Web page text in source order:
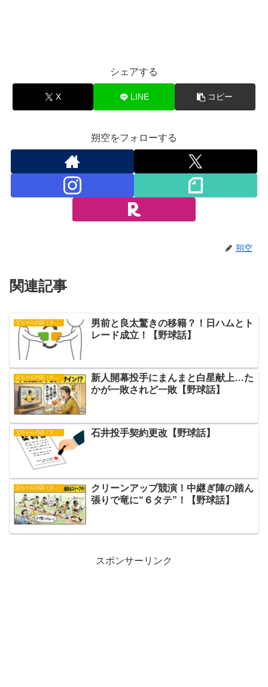
シェアする
X LINE コピー
朔空をフォローする
朔空
関連記事
男前と良太驚きの移籍？！日ハムとト
レード成立！【野球話】
父ちゃんの話（タイガース）
新人開幕投手にまんまと白星献上…た
かが一敗されど一敗【野球話】
父ちゃんの話（タイガース） 石井投手契約更改【野球話】
父ちゃんの話（タイガース）
クリーンアップ競演！中継ぎ陣の踏ん
張りで竜に“６タテ”！【野球話】
スポンサーリンク